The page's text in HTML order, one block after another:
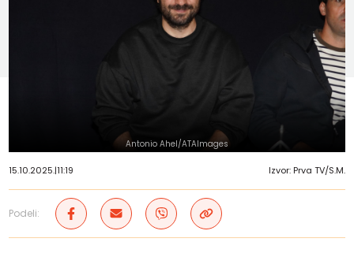
Antonio Ahel/ATAImages
15.10.2025.|11:19 Izvor: Prva TV/S.M.
Podeli: